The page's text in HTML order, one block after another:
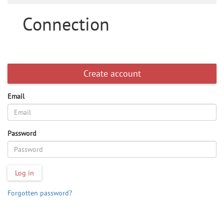
Connection
Create account
Email
Password
Log in
Forgotten password?